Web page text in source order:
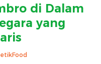
di Dalam
yang